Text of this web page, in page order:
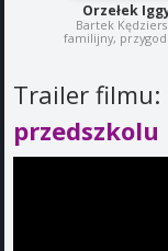
Orzełek
Bartek
familijny,
Trailer filmu:
przedszkolu